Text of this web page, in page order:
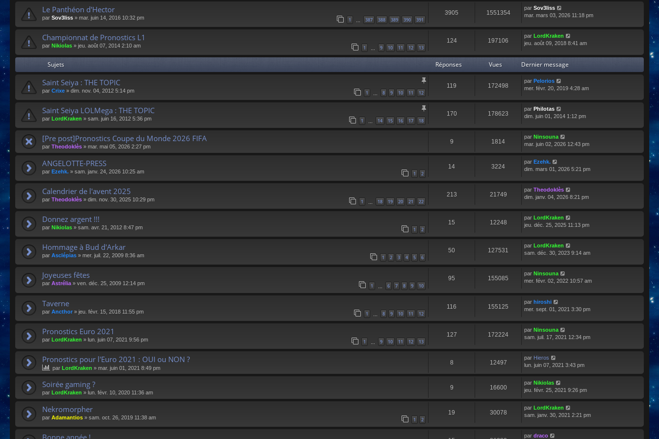
Le Panthéon d'Hector
par Sov3liss » mar. juin 14, 2016 10:32 pm 1 387 388 389 390 391
3905 1551354
par Sov3liss
mar. mars 03, 2026 11:18 pm
Championnat de Pronostics L1
par Nikiolas » jeu. août 07, 2014 2:10 am 1 9 10 11 12 13
124 197106
par LordKraken
jeu. août 09, 2018 8:41 am
Sujets Réponses Vues Dernier message
Saint Seiya : THE TOPIC
par Crixe » dim. nov. 04, 2012 5:14 pm 1 8 9 10 11 12
119 172498
par Pelorios
mer. févr. 20, 2019 4:28 am
Saint Seiya LOLMega : THE TOPIC
par LordKraken » sam. juin 16, 2012 5:36 pm 1 … 14 15 16 17 18
170 178623
par Philotas
dim. juin 01, 2014 1:12 pm
[Pre post]Pronostics Coupe du Monde 2026 FIFA
par Theodoklès » mar. mai 05, 2026 2:27 pm
9 1814
par Ninsouna
mar. juin 02, 2026 12:43 pm
ANGELOTTE-PRESS
par Ezehk. » sam. janv. 24, 2026 10:25 am 1 2
14 3224
par Ezehk.
dim. mars 01, 2026 5:21 pm
Calendrier de l'avent 2025
par Theodoklès » dim. nov. 30, 2025 10:29 pm 1 … 18 19 20 21 22
213 21749
par Theodoklès
dim. janv. 04, 2026 8:21 pm
Donnez argent !!!
par Nikiolas » sam. avr. 21, 2012 8:47 pm 1 2
15 12248
par LordKraken
jeu. déc. 25, 2025 11:13 pm
Hommage à Bud d'Arkar
par Asclépias » mer. juil. 22, 2009 8:36 am 1 2 3 4 5 6
50 127531
par LordKraken
sam. déc. 30, 2023 9:14 am
Joyeuses fêtes
par Astrélia» ven. déc. 25, 2009 12:14 pm 1 6 7 8 9 10
95 155085
par Ninsouna
mer. févr. 02, 2022 10:57 am
Taverne
par Ancthor » jeu. févr. 15, 2018 11:55 pm 1 8 9 10 11 12
116 155125
par hiroshi
mer. sept. 01, 2021 3:30 pm
Pronostics Euro 2021
par LordKraken » lun. juin 07, 2021 9:56 pm 1 9 10 11 12 13
127 172224
par Ninsouna
sam. juil. 17, 2021 12:34 pm
Pronostics pour l'Euro 2021 : OUI ou NON ?
par LordKraken » mar. juin 01, 2021 8:49 pm
8 12497
par Hieros
lun. juin 07, 2021 3:43 pm
Soirée gaming ?
par LordKraken » lun. févr. 10, 2020 11:36 am
9 16600
par Nikiolas
jeu. févr. 25, 2021 9:26 pm
Nekromorpher
par Adamantios » sam. oct. 26, 2019 11:38 am 1 2
19 30078
par LordKraken
sam. janv. 30, 2021 2:21 pm
Bonne année ! par draco